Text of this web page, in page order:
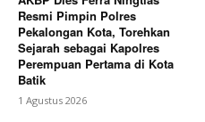
Resmi Pimpin Polres
Pekalongan Kota, Torehkan
Sejarah sebagai Kapolres
Perempuan Pertama di Kota
Batik
1 Agustus 2026